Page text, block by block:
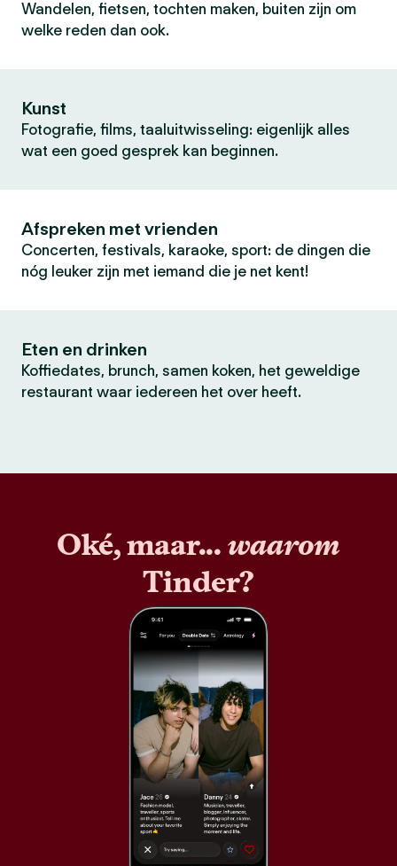
Wandelen, fietsen, tochten maken, buiten zijn om
welke reden dan ook.
Kunst
Fotografie, films, taaluitwisseling: eigenlijk alles
wat een goed gesprek kan beginnen.
Afspreken met vrienden
Concerten, festivals, karaoke, sport: de dingen die
nóg leuker zijn met iemand die je net kent!
Eten en drinken
Koffiedates, brunch, samen koken, het geweldige
restaurant waar iedereen het over heeft.
Oké, maar...waarom
Tinder?